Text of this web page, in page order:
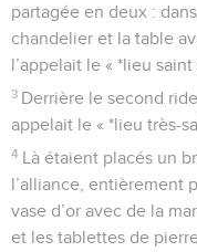
partagée en deux :
chandelier et la table
l’appelait le « *lieu saint
3 Derrière le second
appelait le « *lieu très-
4 Là étaient placés un
l’alliance, entièrement
vase d’or avec de la
et les tablettes de